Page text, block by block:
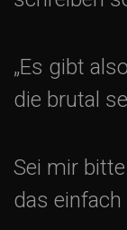
„Es gibt
die brutal
Sei mir
das